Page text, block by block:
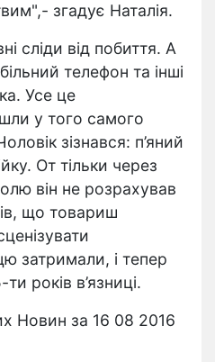
згадує Наталія.
сліди від побиття. А
телефон та інші
Усе це
у того самого
зізнався: п’яний
От тільки через
він не розрахував
що товариш
затримали, і тепер
років в’язниці.
Новин за 16 08 2016